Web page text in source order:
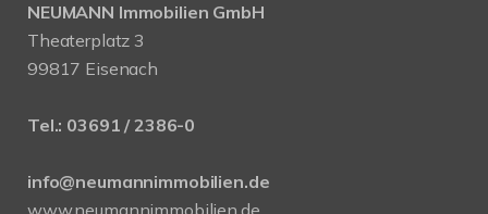
NEUMANN Immobilien GmbH
Theaterplatz 3
99817 Eisenach
Tel.: 03691 / 2386-0
info@neumannimmobilien.de